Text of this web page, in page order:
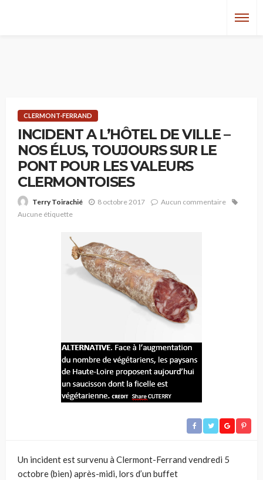
CLERMONT-FERRAND
INCIDENT A L’HÔTEL DE VILLE –
NOS ÉLUS, TOUJOURS SUR LE
PONT POUR LES VALEURS
CLERMONTOISES
Terry Toirachié 8 octobre 2017
Aucun commentaire
Aucune étiquette
Un incident est survenu à Clermont-Ferrand vendredi 5
octobre (bien) après-midi, lors d’un buffet